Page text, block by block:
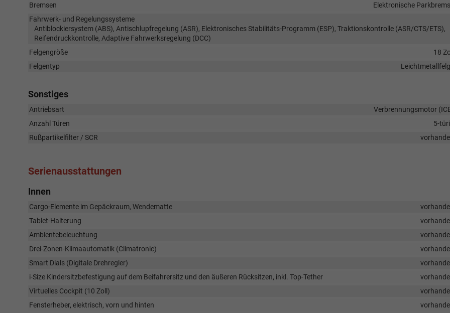
Bremsen
Elektronische
Fahrwerk- und Regelungssysteme
Antiblockiersystem (ABS), Antischlupfregelung (ASR), Elektronisches Stabilitäts-Programm (ESP), Traktionskontrolle (ASR/CTS/ETS),
Reifendruckkontrolle, Adaptive Fahrwerksregelung (DCC)
Felgengröße
18
Felgentyp
Sonstiges
Antriebsart
Verbrennungsmotor
Anzahl Türen
5-
Rußpartikelfilter / SCR
Serienausstattungen
Innen
Cargo-Elemente im Gepäckraum, Wendematte
Tablet-Halterung
Ambientebeleuchtung
Drei-Zonen-Klimaautomatik (Climatronic)
Smart Dials (Digitale Drehregler)
i-Size Kindersitzbefestigung auf dem Beifahrersitz und den äußeren Rücksitzen, inkl. Top-Tether
Virtuelles Cockpit (10 Zoll)
Fensterheber, elektrisch, vorn und hinten